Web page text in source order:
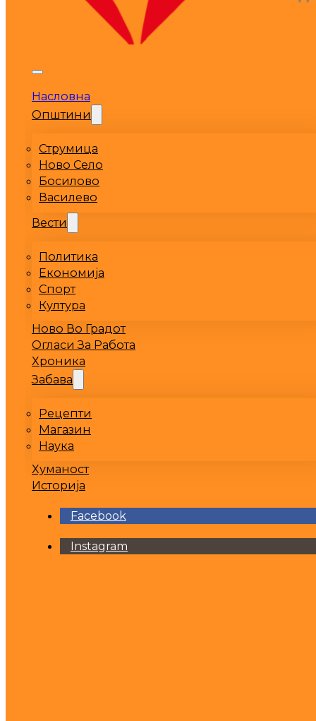
Насловна
Општини
Струмица
Ново Село
Босилово
Василево
Вести
Политика
Економија
Спорт
Култура
Ново Во Градот
Огласи За Работа
Хроника
Забава
Рецепти
Магазин
Наука
Хуманост
Историја
Facebook
Instagram